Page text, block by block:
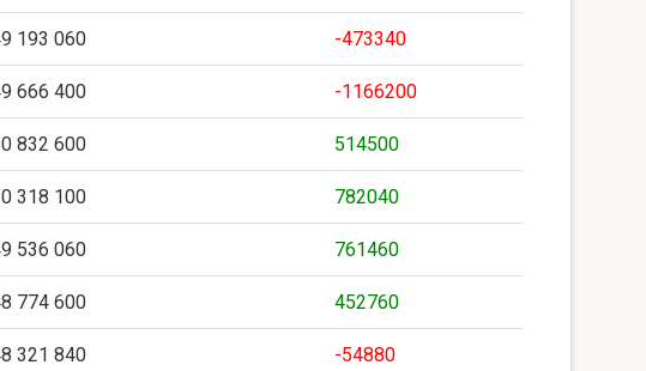
193 060 -473340
666 400 -1166200
832 600 514500
318 100 782040
536 060 761460
774 600 452760
321 840 -54880